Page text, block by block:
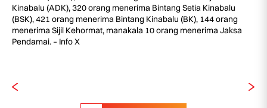
Kinabalu (ADK), 320 orang menerima Bintang Setia Kinabalu
(BSK), 421 orang menerima Bintang Kinabalu (BK), 144 orang
menerima Sijil Kehormat, manakala 10 orang menerima Jaksa
Pendamai. – Info X